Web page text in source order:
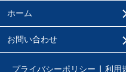
ホーム
お問い合わせ
プライバシーポリシー 利用